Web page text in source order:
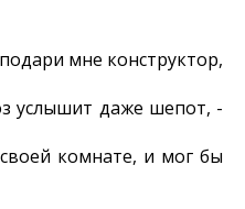
мне конструктор,
услышит даже шепот, -
комнате, и мог бы